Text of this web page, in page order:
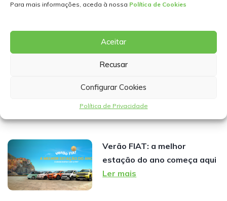
Para mais informações, aceda à nossa Política de Cookies
Aceitar
Recusar
Configurar Cookies
Política de Privacidade
31.990€*
Ler mais
430€/mês: aluguer flexível
para a sua empresa
Verão FIAT: a melhor
estação do ano começa aqui
Ler mais